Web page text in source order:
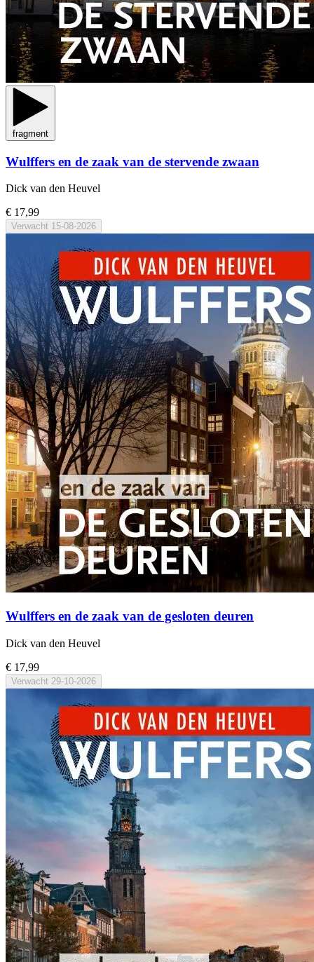
fragment
Wulffers en de zaak van de stervende zwaan
Dick van den Heuvel
€ 17,99
Verwacht 15-08-2026
Wulffers en de zaak van de gesloten deuren
Dick van den Heuvel
€ 17,99
Verwacht 29-10-2026